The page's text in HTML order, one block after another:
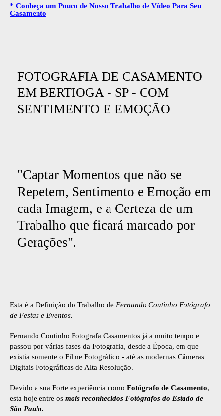
* Conheça um Pouco de Nosso Trabalho de Vídeo Para Seu
Casamento
FOTOGRAFIA DE CASAMENTO
EM BERTIOGA - SP - COM
SENTIMENTO E EMOÇÃO
"Captar Momentos que não se
Repetem, Sentimento e Emoção em
cada Imagem, e a Certeza de um
Trabalho que ficará marcado por
Gerações".
Esta é a Definição do Trabalho de Fernando Coutinho Fotógrafo
de Festas e Eventos.
Fernando Coutinho Fotografa Casamentos já a muito tempo e
passou por várias fases da Fotografia, desde a Época, em que
existia somente o Filme Fotográfico - até as modernas Câmeras
Digitais Fotográficas de Alta Resolução.
Devido a sua Forte experiência como Fotógrafo de Casamento,
esta hoje entre os mais reconhecidos Fotógrafos do Estado de
São Paulo.